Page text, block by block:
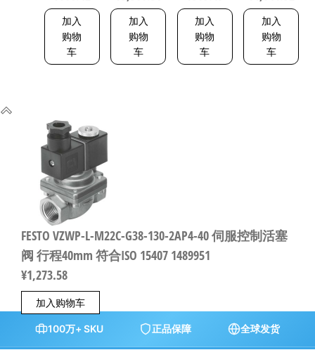
加入
购物
车
加入
购物
车
P 5216093
加入
购物
车
加入
购物
车
FESTO VZWP-L-M22C-G38-130-2AP4-40 伺服控制活塞
阀 行程40mm 符合ISO 15407 1489951
¥1,273.58
加入购物车
100万+ SKU 正品保障 全球发货